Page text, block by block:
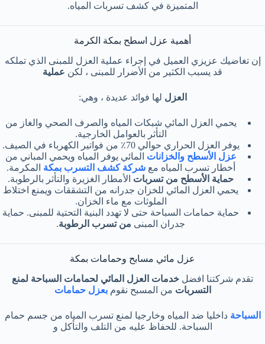
المتميزة في كشف تسربات المياه.
أهمية عزل اسطح بمكة الكرمة
إن تغاضيك عزيزي العميل في إجراء عملية العزل للمبنى الذي تملكه
قد يسبب الكثير من الأضرار للمبنى ، لكن عملية
العزل لها فوائد عديدة ، وهي:
يحمي العزل المائي شبكات المياه والصرف الصحي والغاز من
التأثر بالعوامل الخارجية.
يوفر العزل الحراري حوالي 70٪ من فواتير الكهرباء في الصيف.
عزل الأسطح والخزانات المائي يوفر المياه ويحمي المباني من
أخطار تسرب المياه معشركة كشف التسرب بمكة المكرمة.
حماية الأسطح من تسربات الأمطار الغزيرة والتأثر بالرطوبة.
يحمي العزل المائي للخزان جدرانه من التشققات ويمنع اختلاط
الملوثات مع ماء الخزان.
حماية حمامات السباحة حتى لا تهدد البنية التحتية للمبنى. حماية
جدران المبنى من تسرب الرطوبة.
عزل مائي مسابح وحمامات بمكة
تقدم شركتنا افضل خدمات العزل المائي لحمامات السباحة لمنع
التسربات من المسبح نقومبعزل حمامات
السباحة داخليا ضد المياه وخارجيا لمنع تسرب المياه من جسم حمام
السباحة. للحفاظ عليه من التلف والتأكل و